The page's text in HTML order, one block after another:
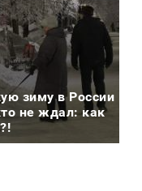
зиму в России
не ждал: как